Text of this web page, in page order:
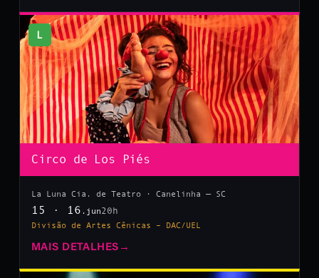
L
Circo de Los Piés
La Luna Cia. de Teatro · Canelinha — SC
15 · 16 .jun20h
Divisão de Artes Cênicas – DAC/UEL
MAIS DETALHES →